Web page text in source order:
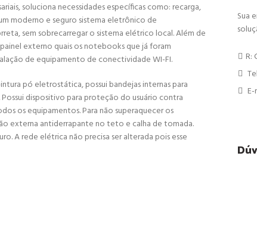
soluciona necessidades específicas como: recarga,
moderno e seguro sistema eletrônico de
sem sobrecarregar o sistema elétrico local. Além de
externo quais os notebooks que já foram
de equipamento de conectividade WI-FI.
pó eletrostática, possui bandejas internas para
dispositivo para proteção do usuário contra
os equipamentos. Para não superaquecer os
externa antiderrapante no teto e calha de tomada.
A rede elétrica não precisa ser alterada pois esse
Sua
R: